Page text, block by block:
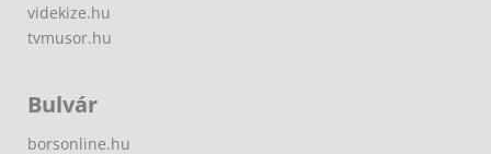
videkize.hu
tvmusor.hu
Bulvár
borsonline.hu